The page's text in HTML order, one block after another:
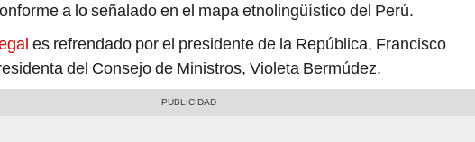
a lo señalado en el mapa etnolingüístico del Perú.
es refrendado por el presidente de la República, Francisco
del Consejo de Ministros, Violeta Bermúdez.